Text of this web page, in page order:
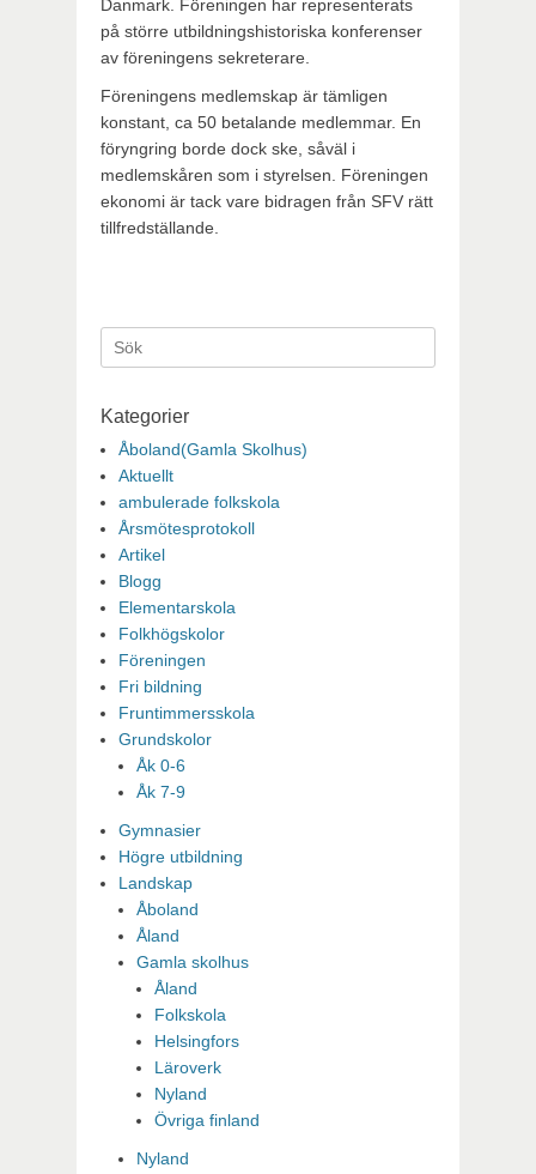
Danmark. Föreningen har representerats
på större utbildningshistoriska konferenser
av föreningens sekreterare.
Föreningens medlemskap är tämligen
konstant, ca 50 betalande medlemmar. En
föryngring borde dock ske, såväl i
medlemskåren som i styrelsen. Föreningen
ekonomi är tack vare bidragen från SFV rätt
tillfredställande.
Sök
efter:
Kategorier
Åboland(Gamla Skolhus)
Aktuellt
ambulerade folkskola
Årsmötesprotokoll
Artikel
Blogg
Elementarskola
Folkhögskolor
Föreningen
Fri bildning
Fruntimmersskola
Grundskolor
Åk 0-6
Åk 7-9
Gymnasier
Högre utbildning
Landskap
Åboland
Åland
Gamla skolhus
Åland
Folkskola
Helsingfors
Läroverk
Nyland
Övriga finland
Nyland